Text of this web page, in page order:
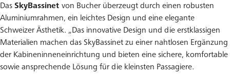
Das SkyBassinet von Bucher überzeugt durch einen robusten
Aluminiumrahmen, ein leichtes Design und eine elegante
Schweizer Ästhetik. „Das innovative Design und die erstklassigen
Materialien machen das SkyBassinet zu einer nahtlosen Ergänzung
der Kabineninneneinrichtung und bieten eine sichere, komfortable
sowie ansprechende Lösung für die kleinsten Passagiere.